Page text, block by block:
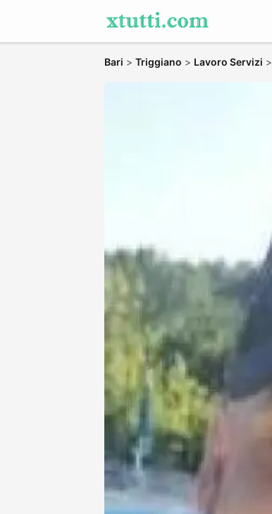
Bari > Triggiano > Lavoro Servizi >